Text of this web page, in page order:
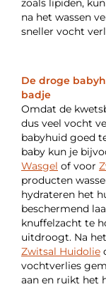
zoals lipiden,
na het wassen
sneller vocht
De droge
badje
Omdat de
dus veel vocht
babyhuid goed
baby kun je
Wasgel of voor
producten
hydrateren het
beschermend
knuffelzacht te
uitdroogt. Na
Zwitsal Huidolie
vochtverlies
aan en ruikt het